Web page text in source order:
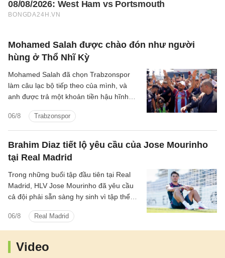
Mohamed Salah được chào đón như người
hùng ở Thổ Nhĩ Kỳ
06/8 Trabzonspor
Mohamed Salah đã chọn Trabzonspor
làm câu lạc bộ tiếp theo của mình, và
anh được trả một khoản tiền hậu hĩnh
Brahim Diaz tiết lộ yêu cầu của Jose Mourinho
tại Real Madrid
06/8 Real Madrid
Trong những buổi tập đầu tiên tại Real
Madrid, HLV Jose Mourinho đã yêu cầu
cả đội phải sẵn sàng hy sinh vì tập thể
Video